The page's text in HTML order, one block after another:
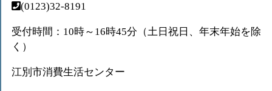
(0123)32-8191
受付時間：10時～16時45分（土日祝日、年末年始を除
く）
江別市消費生活センター